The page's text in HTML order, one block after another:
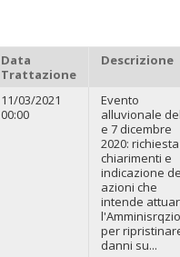
Data
Trattazione
Descrizione
11/03/2021
00:00
Evento
alluvionale
e 7 dicembre
2020:
chiarimenti e
indicazione
azioni che
intende
per
danni su...